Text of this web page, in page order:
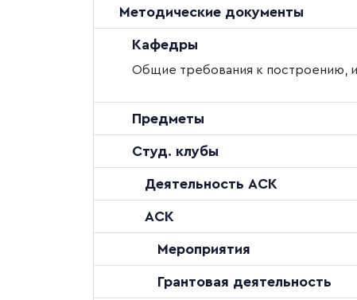
Методические документы
Кафедры
Общие требования к построению,
Предметы
Студ. клубы
Деятельность АСК
АСК
Мероприятия
Грантовая деятельность